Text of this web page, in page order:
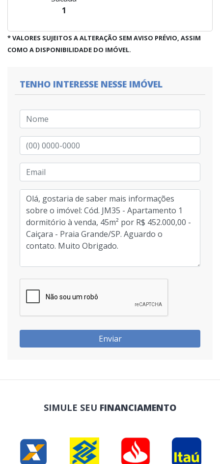
1
* VALORES SUJEITOS A ALTERAÇÃO SEM AVISO PRÉVIO, ASSIM
COMO A DISPONIBILIDADE DO IMÓVEL.
TENHO INTERESSE NESSE IMÓVEL
Enviar
SIMULE SEU FINANCIAMENTO